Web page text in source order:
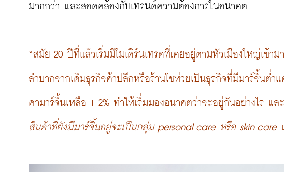
มากกว่า และสอดคล้องกับเทรนด์ความต้องการในอนาคต
“สมัย 20 ปีที่แล้วเริ่มมีโมเดิร์นเทรดที่เคยอยู่ตามหัวเมืองใหญ่เข้า
ลำบากจากเดิมธุรกิจค้าปลีกหรือร้านโชห่วยเป็นธุรกิจที่มีมาร์จิ้นต่ำ
คามาร์จิ้นเหลือ 1-2% ทำให้เริ่มมองอนาคตว่าจะอยู่กันอย่างไร แ
สินค้าที่ยังมีมาร์จิ้นอยู่จะเป็นกลุ่ม personal care หรือ skin care เ